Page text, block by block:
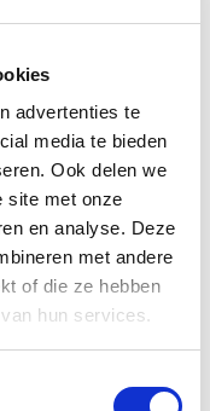
advertenties te
media te bieden
Ook delen we
site met onze
en analyse. Deze
met andere
of die ze hebben
hun services.